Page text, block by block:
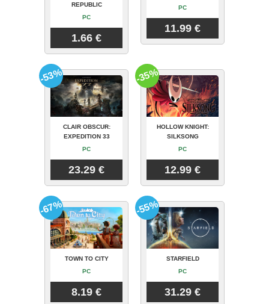
REPUBLIC
PC
1.66 €
PC
11.99 €
CLAIR OBSCUR:
EXPEDITION 33
PC
23.29 €
-53%
HOLLOW KNIGHT:
SILKSONG
PC
12.99 €
-35%
TOWN TO CITY
PC
8.19 €
-67%
STARFIELD
PC
31.29 €
-55%